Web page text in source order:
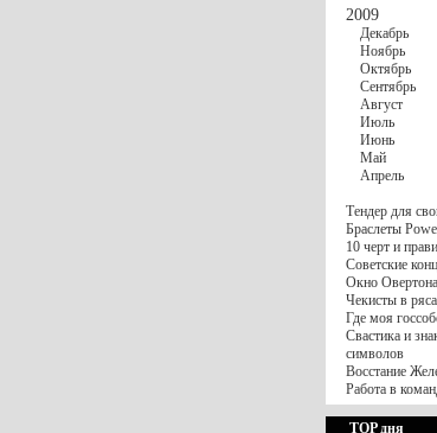
2009
Декабрь
Ноябрь
Октябрь
Сентябрь
Август
Июль
Июнь
Май
Апрель
Тендер для
Браслеты
10 черт и
Советские
Окно
Чекисты в
Где моя
Свастика и
символов
Восстание
Работа в
TOP дня